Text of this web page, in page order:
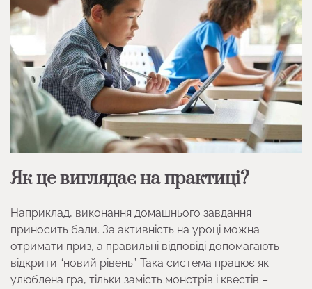
Як це виглядає на практиці?
Наприклад, виконання домашнього завдання
приносить бали. За активність на уроці можна
отримати приз, а правильні відповіді допомагають
відкрити “новий рівень”. Така система працює як
улюблена гра, тільки замість монстрів і квестів –